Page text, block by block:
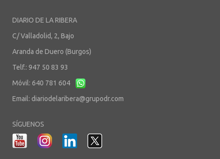
DIARIO DE LA RIBERA
C/ Valladolid, 2, Bajo
Aranda de Duero (Burgos)
Telf.: 947 50 83 93
Móvil: 640 781 604
Email: diariodelaribera@grupodr.com
SÍGUENOS